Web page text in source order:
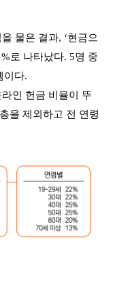
물은 결과, ‘현금으
로 나타났다. 5명 중
이다.
인 헌금 비율이 뚜
을 제외하고 전 연령